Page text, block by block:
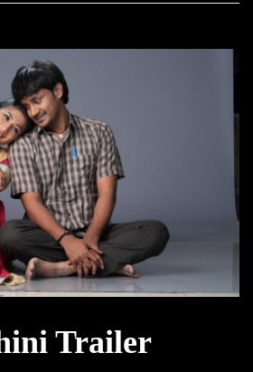
Trailer